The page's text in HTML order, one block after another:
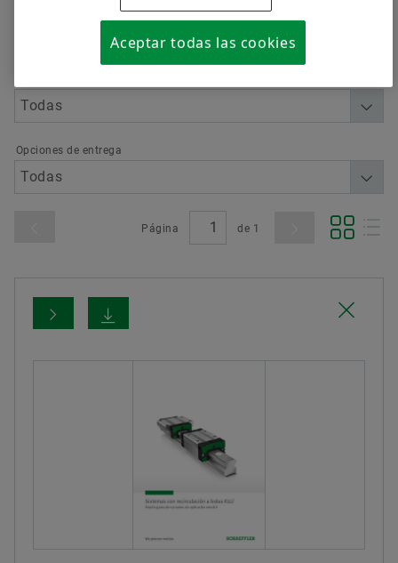
Opciones de entrega
Página de 1
Aceptar todas las cookies